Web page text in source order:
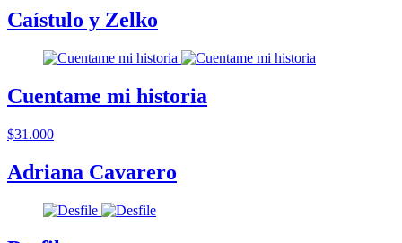
Caístulo y Zelko
Cuentame mi historia
$31.000
Adriana Cavarero